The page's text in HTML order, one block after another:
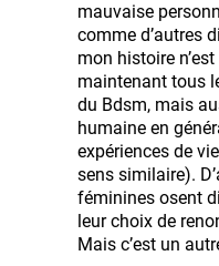
mauvaise
comme d’autres
mon histoire
maintenant tous
du Bdsm, mais
humaine en
expériences de
sens similaire).
féminines osent
leur choix de
Mais c’est un